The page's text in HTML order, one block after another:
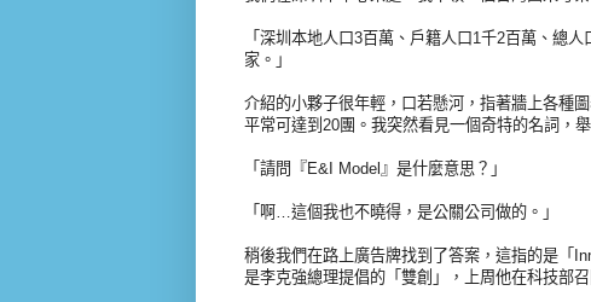
「深圳本地人口3百萬、戶籍人口1千2百萬、總
家。」
介紹的小夥子很年輕，口若懸河，指著牆上各種
平常可達到20團。我突然看見一個奇特的名詞，舉
「請問『E&I Model』是什麼意思？」
「啊…這個我也不曉得，是公關公司做的。」
稍後我們在路上廣告牌找到了答案，這指的是「
是李克強總理提倡的「雙創」，上周他在科技部